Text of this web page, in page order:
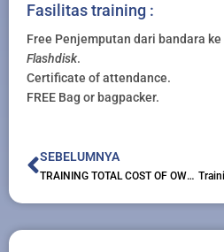
Fasilitas training :
Free Penjemputan dari bandara ke
Flashdisk.
Certificate of attendance.
FREE Bag or bagpacker.
Prev
SEBELUMNYA
TRAINING TOTAL COST OF OWNERSHIP ANALYSIS